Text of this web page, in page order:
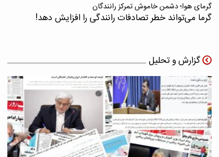
گرمای هوا؛ دشمن خاموش تمرکز رانندگان
گرما می‌تواند خطر تصادفات رانندگی را افزایش دهد!
گزارش و تحلیل